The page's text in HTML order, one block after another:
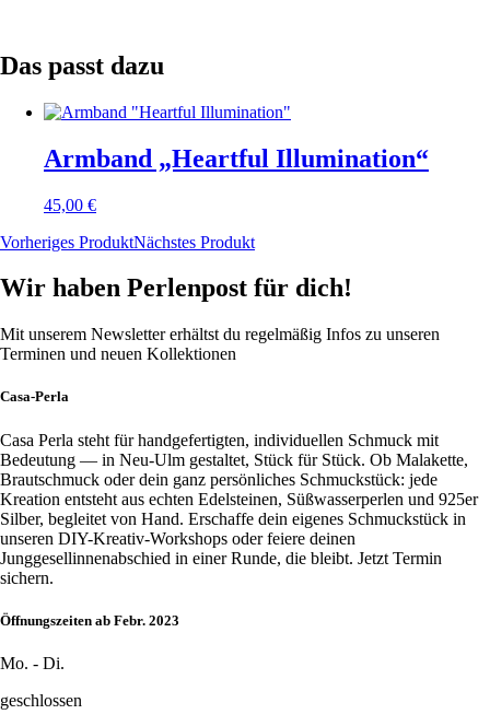
Das passt dazu
Armband „Heartful Illumination“
45,00 €
Vorheriges ProduktNächstes Produkt
Wir haben Perlenpost für dich!
Mit unserem Newsletter erhältst du regelmäßig Infos zu unseren
Terminen und neuen Kollektionen
Casa-Perla
Casa Perla steht für handgefertigten, individuellen Schmuck mit
Bedeutung — in Neu-Ulm gestaltet, Stück für Stück. Ob Malakette,
Brautschmuck oder dein ganz persönliches Schmuckstück: jede
Kreation entsteht aus echten Edelsteinen, Süßwasserperlen und 925er
Silber, begleitet von Hand. Erschaffe dein eigenes Schmuckstück in
unseren DIY-Kreativ-Workshops oder feiere deinen
Junggesellinnenabschied in einer Runde, die bleibt. Jetzt Termin
sichern.
Öffnungszeiten ab Febr. 2023
Mo. - Di.
geschlossen